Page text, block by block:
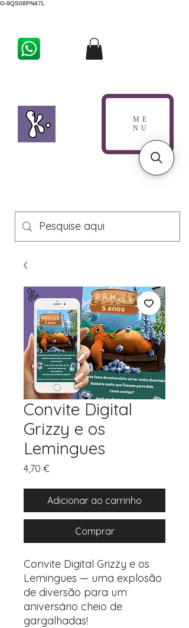
G-9QS08PN47L
ME
NU
Convite Digital
Grizzy e os
Lemingues
4,70 €Preço
Adicionar ao carrinho
Comprar
Convite Digital Grizzy e os
Lemingues — uma explosão
de diversão para um
aniversário cheio de
gargalhadas!